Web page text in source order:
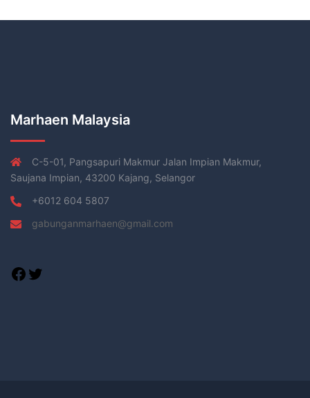
Marhaen Malaysia
C-5-01, Pangsapuri Makmur Jalan Impian Makmur,
Saujana Impian, 43200 Kajang, Selangor
+6012 604 5807
gabunganmarhaen@gmail.com